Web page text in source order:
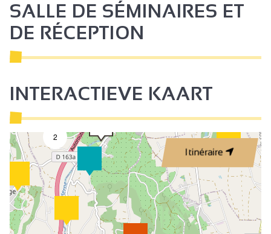
Magnetron
Televisie
Wifi Internet
SALLE DE SÉMINAIRES ET
DE RÉCEPTION
INTERACTIEVE KAART
Itinéraire
2